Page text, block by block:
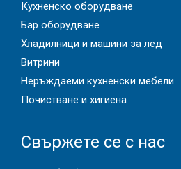
Кухненско оборудване
Бар оборудване
Хладилници и машини за лед
Витрини
Неръждаеми кухненски мебели
Почистване и хигиена
Свържете се с нас